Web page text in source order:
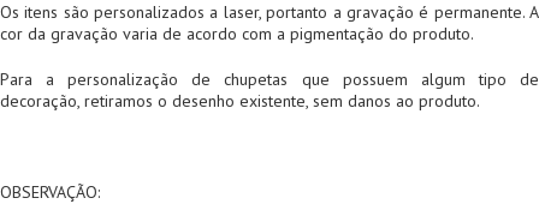
Os itens são personalizados a laser, portanto a gravação é permanente. A
cor da gravação varia de acordo com a pigmentação do produto.
Para a personalização de chupetas que possuem algum tipo de
decoração, retiramos o desenho existente, sem danos ao produto.
OBSERVAÇÃO: